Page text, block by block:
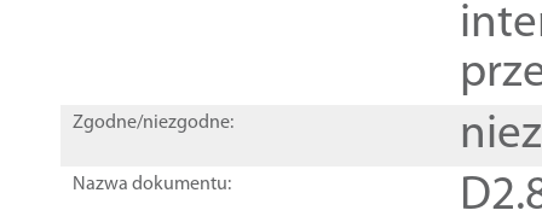
Zgodne/niezgodne:
Nazwa dokumentu: